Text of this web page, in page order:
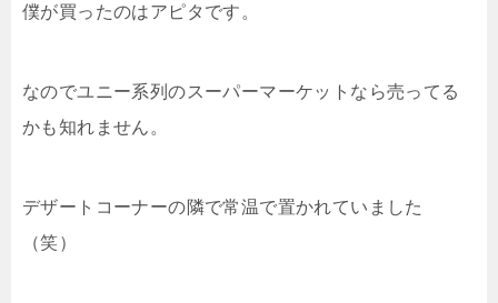
僕が買ったのはアピタです。
なのでユニー系列のスーパーマーケットなら売ってる
かも知れません。
デザートコーナーの隣で常温で置かれていました
（笑）